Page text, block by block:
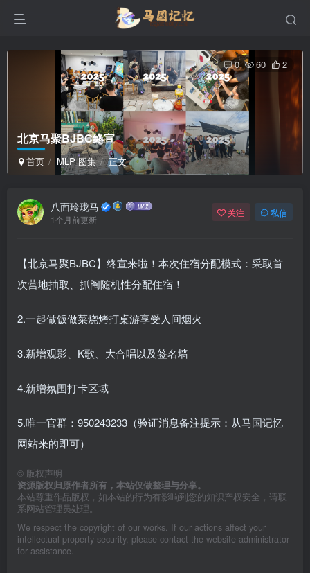
北京马聚BJBC终宣
首页 MLP 图集 正文
0 60 2
八面玲珑马
1个月前更新
关注 私信
【北京马聚BJBC】终宣来啦！本次住宿分配模式：采取首
次营地抽取、抓阄随机性分配住宿！
2.一起做饭做菜烧烤打桌游享受人间烟火
3.新增观影、K歌、大合唱以及签名墙
4.新增氛围打卡区域
5.唯一官群：950243233（验证消息备注提示：从马国记忆
网站来的即可）
© 版权声明
资源版权归原作者所有，本站仅做整理与分享。
本站尊重作品版权，如本站的行为有影响到您的知识产权安全，请联
系网站管理员处理。
We respect the copyright of our works. If our actions affect your
intellectual property security, please contact the website administrator
for assistance.